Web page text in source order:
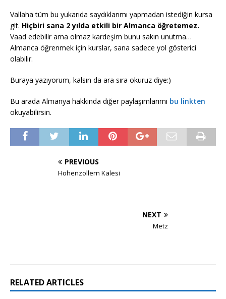
Vallaha tüm bu yukarıda saydıklarımı yapmadan istediğin kursa
git. Hiçbiri sana 2 yılda etkili bir Almanca öğretemez.
Vaad edebilir ama olmaz kardeşim bunu sakın unutma…
Almanca öğrenmek için kurslar, sana sadece yol gösterici
olabilir.
Buraya yazıyorum, kalsın da ara sıra okuruz diye:)
Bu arada Almanya hakkında diğer paylaşımlarımı bu linkten
okuyabilirsin.
PREVIOUS
Hohenzollern Kalesi
NEXT
Metz
RELATED ARTICLES